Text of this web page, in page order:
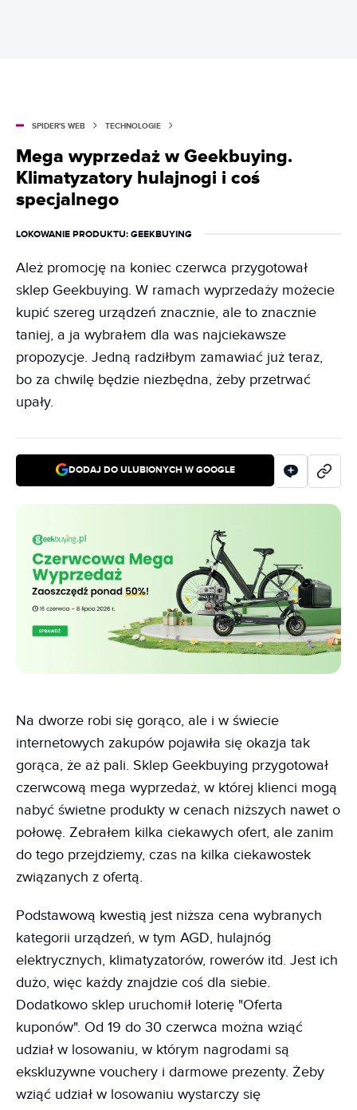
SPIDER'S WEB TECHNOLOGIE
Mega wyprzedaż w Geekbuying.
Klimatyzatory hulajnogi i coś
specjalnego
LOKOWANIE PRODUKTU: GEEKBUYING
Ależ promocję na koniec czerwca przygotował
sklep Geekbuying. W ramach wyprzedaży możecie
kupić szereg urządzeń znacznie, ale to znacznie
taniej, a ja wybrałem dla was najciekawsze
propozycje. Jedną radziłbym zamawiać już teraz,
bo za chwilę będzie niezbędna, żeby przetrwać
upały.
DODAJ DO ULUBIONYCH W GOOGLE
Na dworze robi się gorąco, ale i w świecie
internetowych zakupów pojawiła się okazja tak
gorąca, że aż pali. Sklep Geekbuying przygotował
czerwcową mega wyprzedaż, w której klienci mogą
nabyć świetne produkty w cenach niższych nawet o
połowę. Zebrałem kilka ciekawych ofert, ale zanim
do tego przejdziemy, czas na kilka ciekawostek
związanych z ofertą.
Podstawową kwestią jest niższa cena wybranych
kategorii urządzeń, w tym AGD, hulajnóg
elektrycznych, klimatyzatorów, rowerów itd. Jest ich
dużo, więc każdy znajdzie coś dla siebie.
Dodatkowo sklep uruchomił loterię "Oferta
kuponów". Od 19 do 30 czerwca można wziąć
udział w losowaniu, w którym nagrodami są
ekskluzywne vouchery i darmowe prezenty. Żeby
wziąć udział w losowaniu wystarczy się